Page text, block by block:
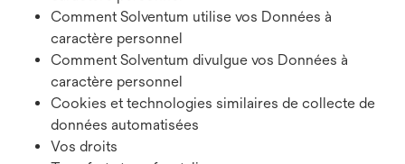
Comment Solventum utilise vos Données à
caractère personnel
Comment Solventum divulgue vos Données à
caractère personnel
Cookies et technologies similaires de collecte de
données automatisées
Vos droits